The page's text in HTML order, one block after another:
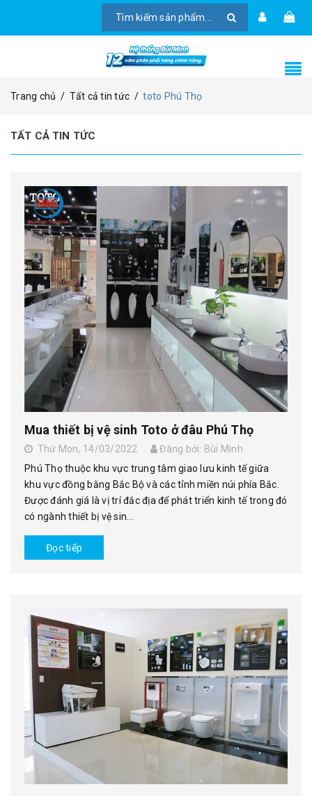
Trang chủ / Tất cả tin tức / toto Phú Thọ
TẤT CẢ TIN TỨC
Mua thiết bị vệ sinh Toto ở đâu Phú Thọ
Thứ Mon, 14/03/2022
Đăng bởi: Bùi Minh
Phú Thọ thuộc khu vực trung tâm giao lưu kinh tế giữa
khu vực đồng bằng Bắc Bộ và các tỉnh miền núi phía Bắc.
Được đánh giá là vị trí đắc địa để phát triển kinh tế trong đó
có ngành thiết bị vệ sin...
Đọc tiếp